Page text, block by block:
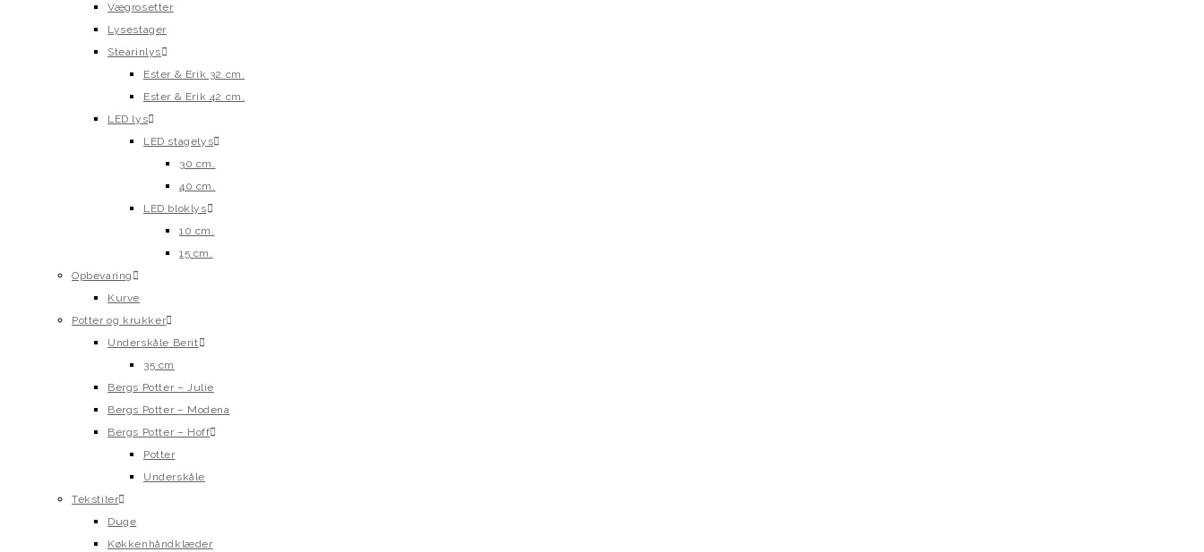
Vægrosetter
Lysestager
Stearinlys
Ester & Erik 32 cm.
Ester & Erik 42 cm.
LED lys
LED stagelys
30 cm.
40 cm.
LED bloklys
10 cm.
15 cm.
Opbevaring
Kurve
Potter og krukker
Underskåle Berit
35 cm
Bergs Potter – Julie
Bergs Potter – Modena
Bergs Potter – Hoff
Potter
Underskåle
Tekstiler
Duge
Køkkenhåndklæder